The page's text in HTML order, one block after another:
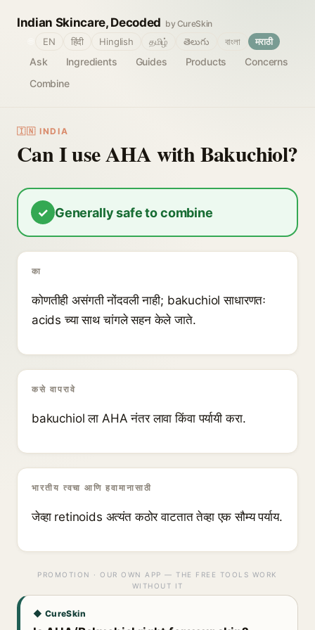
Indian Skincare, Decoded by CureSkin
Ask Ingredients Guides Products
Concerns
Combine
EN हिंदी Hinglish தமிழ் తెలుగు বাংলা मराठी
🇮🇳 INDIA
Can I use AHA with Bakuchiol?
✓ Generally safe to combine
का
कोणतीही असंगती नोंदवली नाही; bakuchiol साधारणतः
acids च्या साथ चांगले सहन केले जाते.
कसे वापरावे
bakuchiol ला AHA नंतर लावा किंवा पर्यायी करा.
भारतीय त्वचा आणि हवामानासाठी
जेव्हा retinoids अत्यंत कठोर वाटतात तेव्हा एक सौम्य पर्याय.
PROMOTION · OUR OWN APP — THE FREE TOOLS WORK
WITHOUT IT
◆ CureSkin